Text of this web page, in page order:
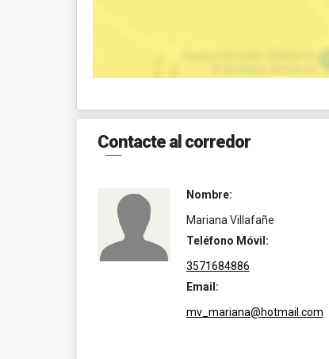
Contacte al corredor
Nombre:
Mariana Villafañe
Teléfono Móvil:
3571684886
Email:
mv_mariana@hotmail.com